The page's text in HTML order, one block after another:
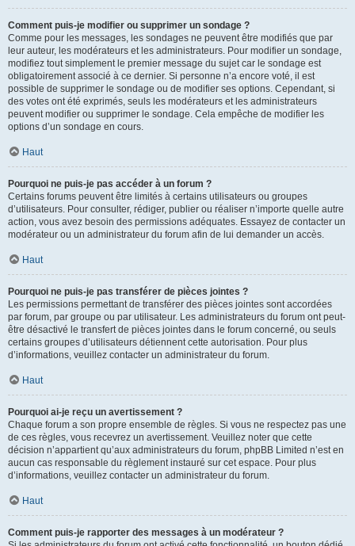
Comment puis-je modifier ou supprimer un sondage ?
Comme pour les messages, les sondages ne peuvent être modifiés que par
leur auteur, les modérateurs et les administrateurs. Pour modifier un sondage,
modifiez tout simplement le premier message du sujet car le sondage est
obligatoirement associé à ce dernier. Si personne n’a encore voté, il est
possible de supprimer le sondage ou de modifier ses options. Cependant, si
des votes ont été exprimés, seuls les modérateurs et les administrateurs
peuvent modifier ou supprimer le sondage. Cela empêche de modifier les
options d’un sondage en cours.
Haut
Pourquoi ne puis-je pas accéder à un forum ?
Certains forums peuvent être limités à certains utilisateurs ou groupes
d’utilisateurs. Pour consulter, rédiger, publier ou réaliser n’importe quelle autre
action, vous avez besoin des permissions adéquates. Essayez de contacter un
modérateur ou un administrateur du forum afin de lui demander un accès.
Haut
Pourquoi ne puis-je pas transférer de pièces jointes ?
Les permissions permettant de transférer des pièces jointes sont accordées
par forum, par groupe ou par utilisateur. Les administrateurs du forum ont peut-
être désactivé le transfert de pièces jointes dans le forum concerné, ou seuls
certains groupes d’utilisateurs détiennent cette autorisation. Pour plus
d’informations, veuillez contacter un administrateur du forum.
Haut
Pourquoi ai-je reçu un avertissement ?
Chaque forum a son propre ensemble de règles. Si vous ne respectez pas une
de ces règles, vous recevrez un avertissement. Veuillez noter que cette
décision n’appartient qu’aux administrateurs du forum, phpBB Limited n’est en
aucun cas responsable du règlement instauré sur cet espace. Pour plus
d’informations, veuillez contacter un administrateur du forum.
Haut
Comment puis-je rapporter des messages à un modérateur ?